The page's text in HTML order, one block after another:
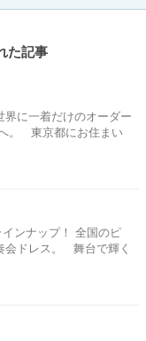
た記事
に一着だけのオーダー
。 東京都にお住まい
インナップ！ 全国のピ
会ドレス。 舞台で輝く